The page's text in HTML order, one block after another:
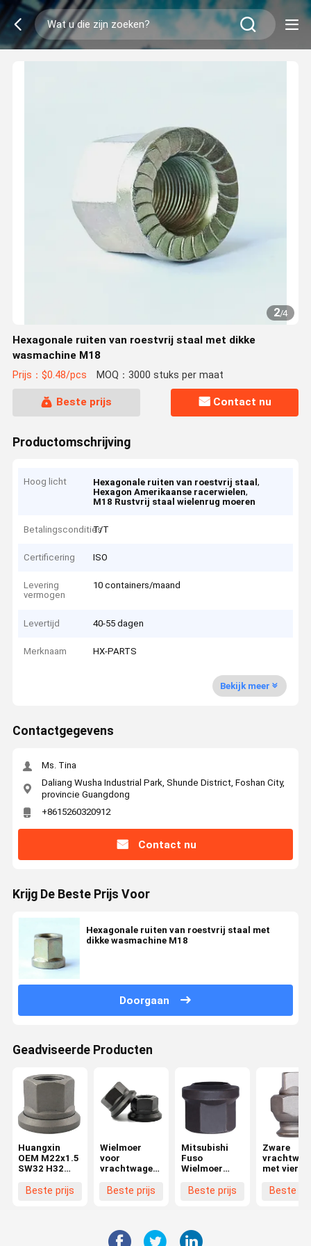
2/4
Hexagonale ruiten van roestvrij staal met dikke
wasmachine M18
Prijs：$0.48/pcs MOQ：3000 stuks per maat
Beste prijs Contact nu
Productomschrijving
Hoog licht Hexagonale ruiten van roestvrij staal,
Hexagon Amerikaanse racerwielen,
M18 Rustvrij staal wielenrug moeren
Betalingscondities
T/T
Certificering ISO
Levering
vermogen
10 containers/maand
Levertijd 40-55 dagen
Merknaam HX-PARTS
Bekijk meer
Contactgegevens
Ms. Tina
Daliang Wusha Industrial Park, Shunde District, Foshan City,
provincie Guangdong
+8615260320912
Contact nu
Krijg De Beste Prijs Voor
Hexagonale ruiten van roestvrij staal met
dikke wasmachine M18
Doorgaan
Geadviseerde Producten
Huangxin
OEM M22x1.5
SW32 H32
Wielmoer
Beste prijs
Wielmoer
voor
vrachtwagen
Beste prijs
Mitsubishi
Fuso
Wielmoer
Hoogwaardige
Wielvervanging
Beste prijs
Zware
met
Beste